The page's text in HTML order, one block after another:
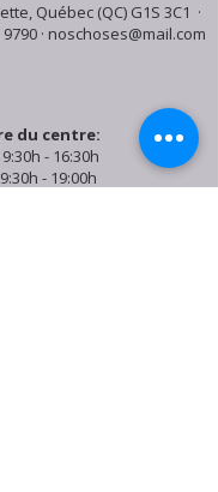
Québec (QC) G1S 3C1 ·
· noschoses@mail.com
du centre:
- 16:30h
- 19:00h